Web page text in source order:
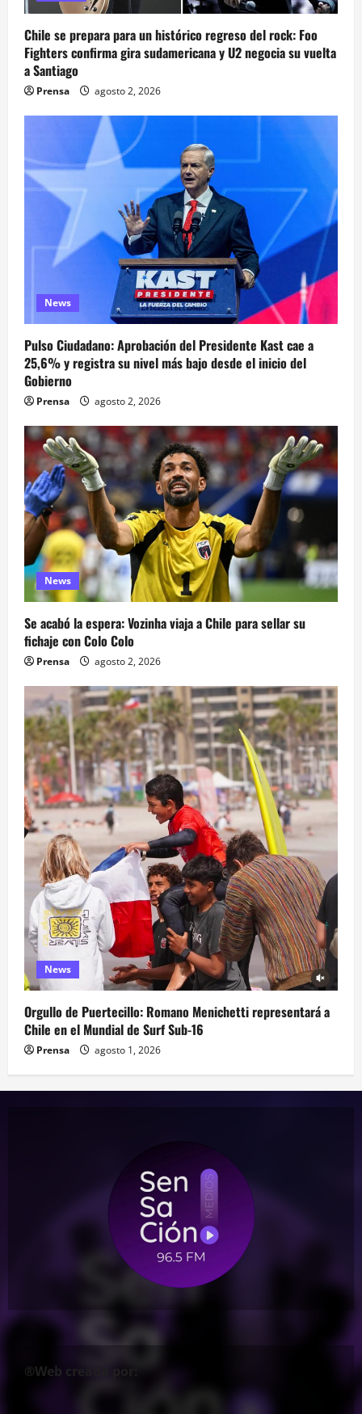
Chile se prepara para un histórico regreso del rock: Foo
Fighters confirma gira sudamericana y U2 negocia su vuelta
a Santiago
Prensa agosto 2, 2026
News
Pulso Ciudadano: Aprobación del Presidente Kast cae a
25,6% y registra su nivel más bajo desde el inicio del
Gobierno
Prensa agosto 2, 2026
News
Se acabó la espera: Vozinha viaja a Chile para sellar su
fichaje con Colo Colo
Prensa agosto 2, 2026
News
Orgullo de Puertecillo: Romano Menichetti representará a
Chile en el Mundial de Surf Sub-16
Prensa agosto 1, 2026
®Web creada por: